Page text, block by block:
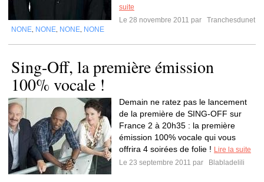
suite
Le 28 novembre 2011 par
Tranchesdunet
NONE NONE NONE NONE
Sing-Off, la première émission
100% vocale !
Demain ne ratez pas le lancement
de la première de SING-OFF sur
France 2 à 20h35 : la première
émission 100% vocale qui vous
offrira 4 soirées de folie ! Lire la suite
Le 23 septembre 2011 par
Blabladelili